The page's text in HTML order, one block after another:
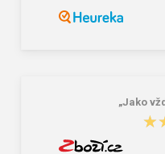
19,46 € 25,57 €
„Jako